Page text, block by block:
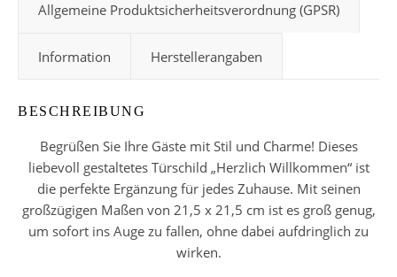
Allgemeine Produktsicherheitsverordnung (GPSR)
Information Herstellerangaben
BESCHREIBUNG
Begrüßen Sie Ihre Gäste mit Stil und Charme! Dieses
liebevoll gestaltetes Türschild „Herzlich Willkommen“ ist
die perfekte Ergänzung für jedes Zuhause. Mit seinen
großzügigen Maßen von 21,5 x 21,5 cm ist es groß genug,
um sofort ins Auge zu fallen, ohne dabei aufdringlich zu
wirken.